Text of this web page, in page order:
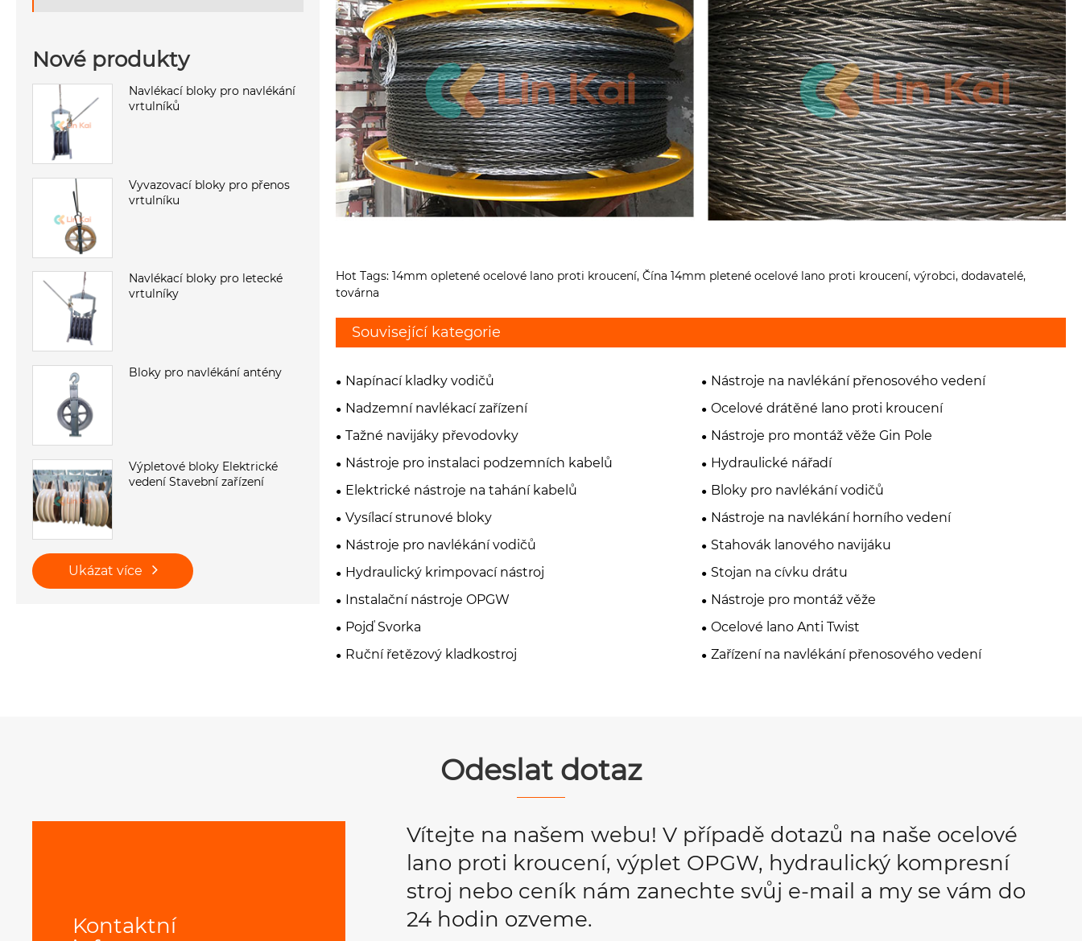
Nové produkty
Navlékací bloky pro navlékání
vrtulníků
Vyvazovací bloky pro přenos
vrtulníku
Navlékací bloky pro letecké
vrtulníky
Bloky pro navlékání antény
Výpletové bloky Elektrické
vedení Stavební zařízení
Ukázat více
Hot Tags: 14mm opletené ocelové lano proti kroucení, Čína 14mm pletené ocelové lano proti kroucení, výrobci, dodavatelé,
továrna
Související kategorie
Napínací kladky vodičů
Nástroje na navlékání přenosového vedení
Nadzemní navlékací zařízení
Ocelové drátěné lano proti kroucení
Tažné navijáky převodovky
Nástroje pro montáž věže Gin Pole
Nástroje pro instalaci podzemních kabelů
Hydraulické nářadí
Elektrické nástroje na tahání kabelů
Bloky pro navlékání vodičů
Vysílací strunové bloky
Nástroje na navlékání horního vedení
Nástroje pro navlékání vodičů
Stahovák lanového navijáku
Hydraulický krimpovací nástroj
Stojan na cívku drátu
Instalační nástroje OPGW
Nástroje pro montáž věže
Pojď Svorka
Ocelové lano Anti Twist
Ruční řetězový kladkostroj
Zařízení na navlékání přenosového vedení
Odeslat dotaz
Kontaktní
Vítejte na našem webu! V případě dotazů na naše ocelové
lano proti kroucení, výplet OPGW, hydraulický kompresní
stroj nebo ceník nám zanechte svůj e-mail a my se vám do
24 hodin ozveme.